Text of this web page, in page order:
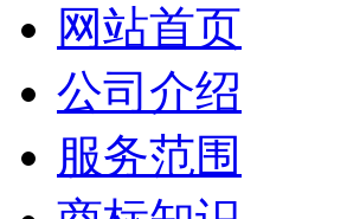
网站首页
公司介绍
服务范围